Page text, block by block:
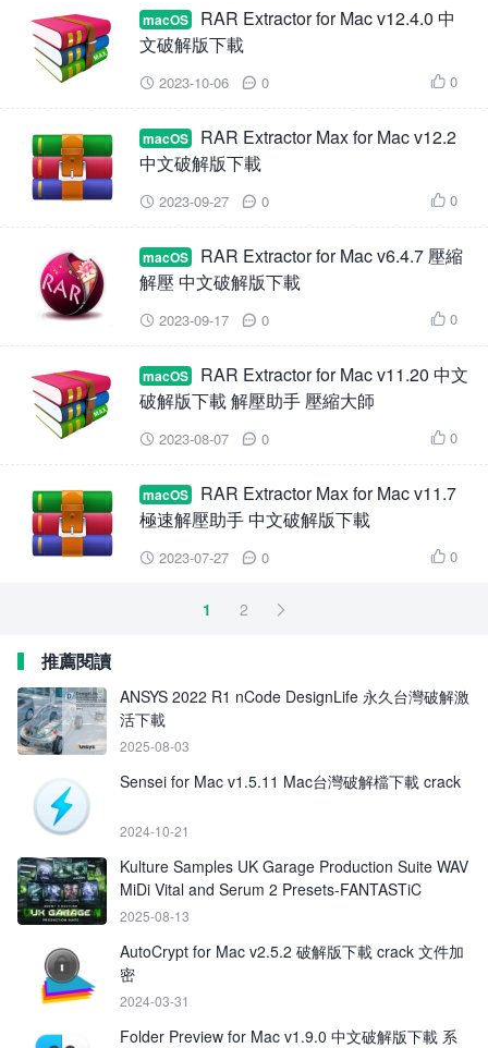
macOS
RAR Extractor for Mac v12.4.0 中
文破解版下載
 2023-10-06  0  0
macOS
RAR Extractor Max for Mac v12.2
中文破解版下載
 2023-09-27  0  0
macOS
RAR Extractor for Mac v6.4.7 壓縮
解壓 中文破解版下載
 2023-09-17  0  0
macOS
RAR Extractor for Mac v11.20 中文
破解版下載 解壓助手 壓縮大師
 2023-08-07  0  0
macOS
RAR Extractor Max for Mac v11.7
極速解壓助手 中文破解版下載
 2023-07-27  0  0
1 2 
推薦閱讀
ANSYS 2022 R1 nCode DesignLife 永久台灣破解激
活下載
2025-08-03
Sensei for Mac v1.5.11 Mac台灣破解檔下載 crack
2024-10-21
Kulture Samples UK Garage Production Suite WAV
MiDi Vital and Serum 2 Presets-FANTASTiC
2025-08-13
AutoCrypt for Mac v2.5.2 破解版下載 crack 文件加
密
2024-03-31
Folder Preview for Mac v1.9.0 中文破解版下載 系